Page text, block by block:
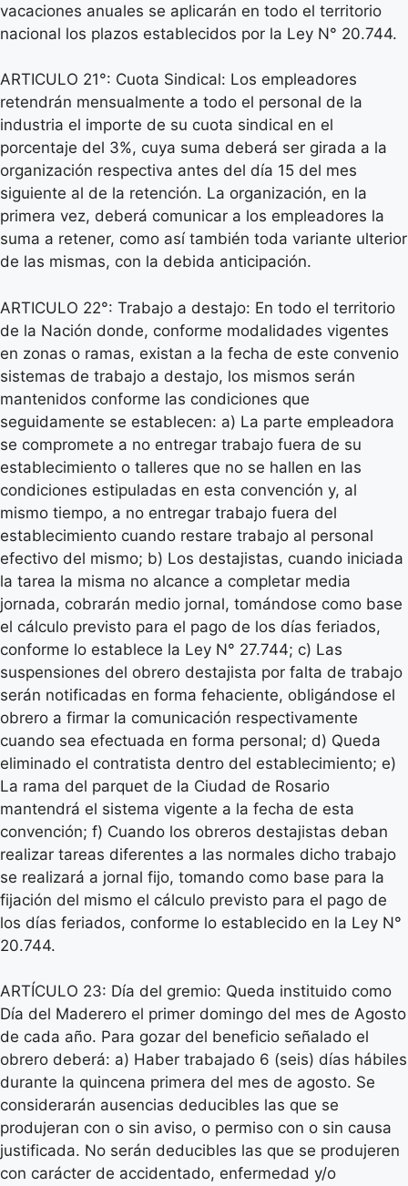
vacaciones anuales se aplicarán en todo el territorio
nacional los plazos establecidos por la Ley N° 20.744.
ARTICULO 21°: Cuota Sindical: Los empleadores
retendrán mensualmente a todo el personal de la
industria el importe de su cuota sindical en el
porcentaje del 3%, cuya suma deberá ser girada a la
organización respectiva antes del día 15 del mes
siguiente al de la retención. La organización, en la
primera vez, deberá comunicar a los empleadores la
suma a retener, como así también toda variante ulterior
de las mismas, con la debida anticipación.
ARTICULO 22°: Trabajo a destajo: En todo el territorio
de la Nación donde, conforme modalidades vigentes
en zonas o ramas, existan a la fecha de este convenio
sistemas de trabajo a destajo, los mismos serán
mantenidos conforme las condiciones que
seguidamente se establecen: a) La parte empleadora
se compromete a no entregar trabajo fuera de su
establecimiento o talleres que no se hallen en las
condiciones estipuladas en esta convención y, al
mismo tiempo, a no entregar trabajo fuera del
establecimiento cuando restare trabajo al personal
efectivo del mismo; b) Los destajistas, cuando iniciada
la tarea la misma no alcance a completar media
jornada, cobrarán medio jornal, tomándose como base
el cálculo previsto para el pago de los días feriados,
conforme lo establece la Ley N° 27.744; c) Las
suspensiones del obrero destajista por falta de trabajo
serán notificadas en forma fehaciente, obligándose el
obrero a firmar la comunicación respectivamente
cuando sea efectuada en forma personal; d) Queda
eliminado el contratista dentro del establecimiento; e)
La rama del parquet de la Ciudad de Rosario
mantendrá el sistema vigente a la fecha de esta
convención; f) Cuando los obreros destajistas deban
realizar tareas diferentes a las normales dicho trabajo
se realizará a jornal fijo, tomando como base para la
fijación del mismo el cálculo previsto para el pago de
los días feriados, conforme lo establecido en la Ley N°
20.744.
ARTÍCULO 23: Día del gremio: Queda instituido como
Día del Maderero el primer domingo del mes de Agosto
de cada año. Para gozar del beneficio señalado el
obrero deberá: a) Haber trabajado 6 (seis) días hábiles
durante la quincena primera del mes de agosto. Se
considerarán ausencias deducibles las que se
produjeran con o sin aviso, o permiso con o sin causa
justificada. No serán deducibles las que se produjeren
con carácter de accidentado, enfermedad y/o